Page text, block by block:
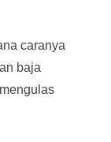
caranya
baja